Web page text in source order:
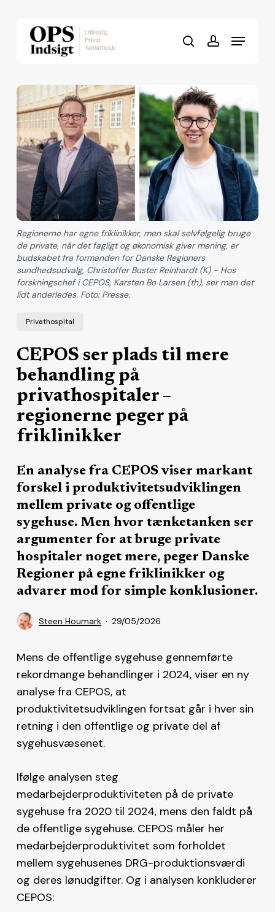
searchaccount
Menu
Privathospital
CEPOS ser plads til mere
behandling på
privathospitaler –
regionerne peger på
friklinikker
En analyse fra CEPOS viser markant
forskel i produktivitetsudviklingen
mellem private og offentlige
sygehuse. Men hvor tænketanken ser
argumenter for at bruge private
hospitaler noget mere, peger Danske
Regioner på egne friklinikker og
advarer mod for simple konklusioner.
Steen Houmark 29/05/2026
Regionerne har egne friklinikker, men skal selvfølgelig bruge
de private, når det fagligt og økonomisk giver mening, er
budskabet fra formanden for Danske Regioners
sundhedsudvalg, Christoffer Buster Reinhardt (K) - Hos
forskningschef i CEPOS, Karsten Bo Larsen (th), ser man det
lidt anderledes. Foto: Presse.
Mens de offentlige sygehuse gennemførte
rekordmange behandlinger i 2024, viser en ny
analyse fra CEPOS, at
produktivitetsudviklingen fortsat går i hver sin
retning i den offentlige og private del af
sygehusvæsenet.
Ifølge analysen steg
medarbejderproduktiviteten på de private
sygehuse fra 2020 til 2024, mens den faldt på
de offentlige sygehuse. CEPOS måler her
medarbejderproduktivitet som forholdet
mellem sygehusenes DRG-produktionsværdi
og deres lønudgifter. Og i analysen konkluderer
CEPOS:
Close